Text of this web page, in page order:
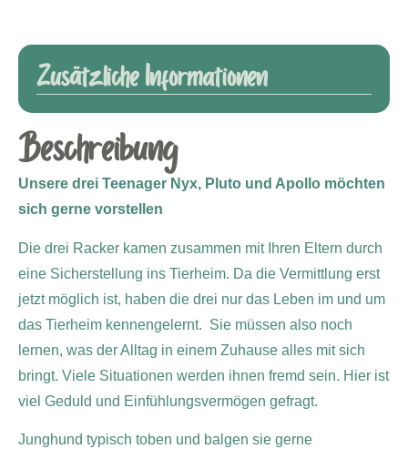
Zusätzliche Informationen
Beschreibung
Unsere drei Teenager Nyx, Pluto und Apollo möchten
sich gerne vorstellen
Die drei Racker kamen zusammen mit Ihren Eltern durch
eine Sicherstellung ins Tierheim. Da die Vermittlung erst
jetzt möglich ist, haben die drei nur das Leben im und um
das Tierheim kennengelernt. Sie müssen also noch
lernen, was der Alltag in einem Zuhause alles mit sich
bringt. Viele Situationen werden ihnen fremd sein. Hier ist
viel Geduld und Einfühlungsvermögen gefragt.
Junghund typisch toben und balgen sie gerne